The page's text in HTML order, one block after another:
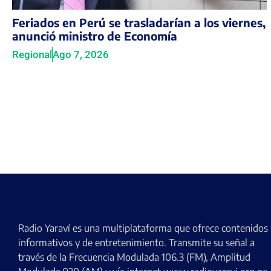
Feriados en Perú se trasladarían a los viernes,
anunció ministro de Economía
RegionalAgo 7, 2026
Radio Yaraví es una multiplataforma que ofrece contenidos
informativos y de entretenimiento. Transmite su señal a
través de la Frecuencia Modulada 106.3 (FM), Amplitud